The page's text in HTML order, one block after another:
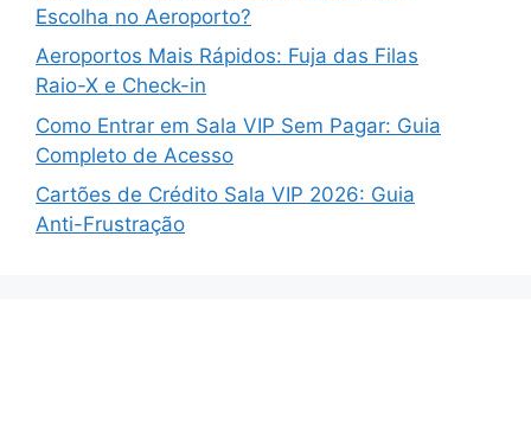
Escolha no Aeroporto?
Aeroportos Mais Rápidos: Fuja das Filas
Raio-X e Check-in
Como Entrar em Sala VIP Sem Pagar: Guia
Completo de Acesso
Cartões de Crédito Sala VIP 2026: Guia
Anti-Frustração